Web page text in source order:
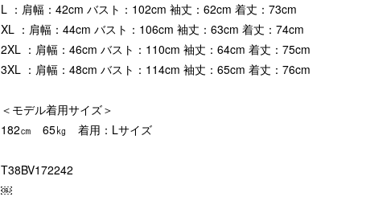
L ：肩幅：42cm バスト：102cm 袖丈：62cm 着丈：73cm
XL ：肩幅：44cm バスト：106cm 袖丈：63cm 着丈：74cm
2XL ：肩幅：46cm バスト：110cm 袖丈：64cm 着丈：75cm
3XL ：肩幅：48cm バスト：114cm 袖丈：65cm 着丈：76cm
＜モデル着用サイズ＞
182㎝ 65㎏ 着用：Lサイズ
T38BV172242
￼